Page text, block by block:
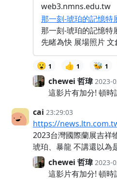
web3.nmns.edu.tw
那一刻-琥珀的記憶特
那一刻-琥珀的記憶特
先睹為快 展場照片 文
😮 1 👍 1 🐝 1
chewei 哲瑋 2023-
這影片有加分! 頓
cai 23:29:03
https://
2023台灣國際蘭展吉
琥珀、暴龍 不講還以為
chewei 哲瑋 2023-
這影片有加分! 頓